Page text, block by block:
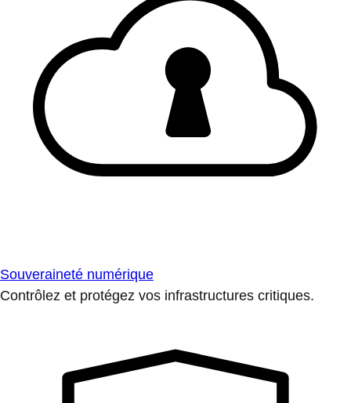
Souveraineté numérique
Contrôlez et protégez vos infrastructures critiques.